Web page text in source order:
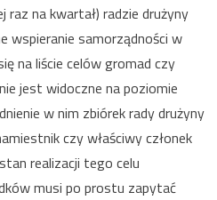
raz na kwartał) radzie drużyny
wspieranie samorządności w
na liście celów gromad czy
jest widoczne na poziomie
w nim zbiórek rady drużyny
czy właściwy członek
realizacji tego celu
musi po prostu zapytać